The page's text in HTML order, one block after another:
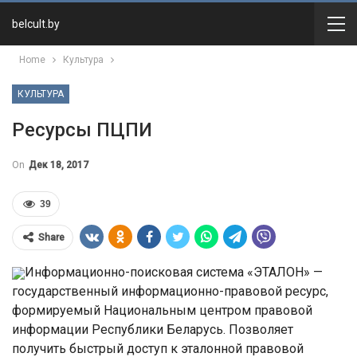
belcult.by
Home Культура
КУЛЬТУРА
Ресурсы ПЦПИ
On Дек 18, 2017
39
Share
Информационно-поисковая система «ЭТАЛОН» —
государственный информационно-правовой ресурс,
формируемый Национальным центром правовой
информации Республики Беларусь. Позволяет
получить быстрый доступ к эталонной правовой